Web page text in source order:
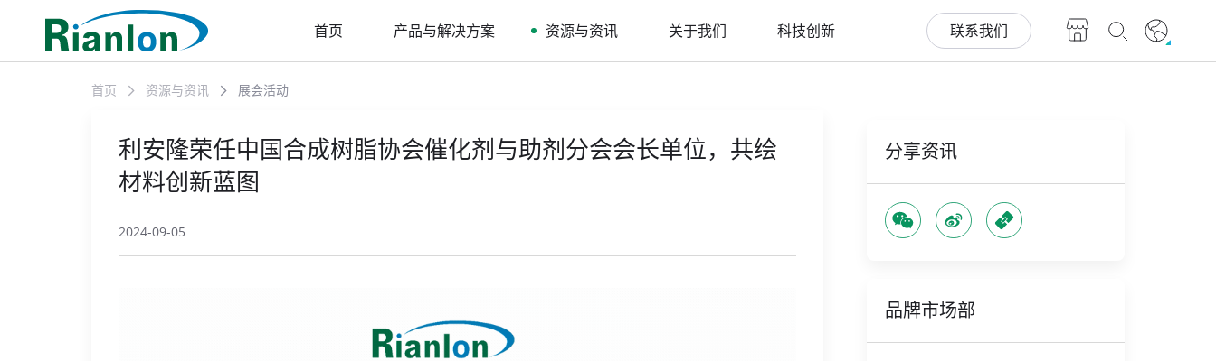
首页 产品与解决方案 资源与资讯 关于我们 科技创新 联系我们
首页 资源与资讯 展会活动
利安隆荣任中国合成树脂协会催化剂与助剂分会会长单位，共绘
材料创新蓝图
2024-09-05
分享资讯
品牌市场部